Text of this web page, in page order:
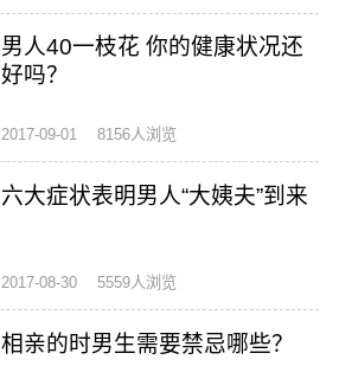
男人40一枝花 你的健康状况还
好吗？
2017-09-01 8156人浏览
六大症状表明男人“大姨夫”到来
2017-08-30 5559人浏览
相亲的时男生需要禁忌哪些？